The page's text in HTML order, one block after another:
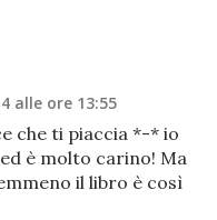
alle ore 13:55
che ti piaccia *-* io
è molto carino! Ma
il libro è così